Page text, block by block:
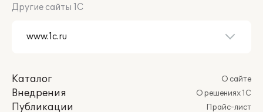
Другие сайты 1С
Каталог
Внедрения
Публикации
О сайте
О решениях 1С
Прайс-лист